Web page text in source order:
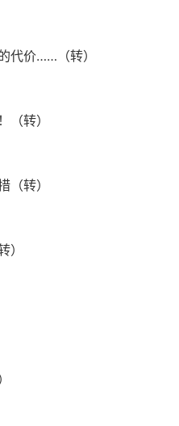
代价……（转）
（转）
（转）
）